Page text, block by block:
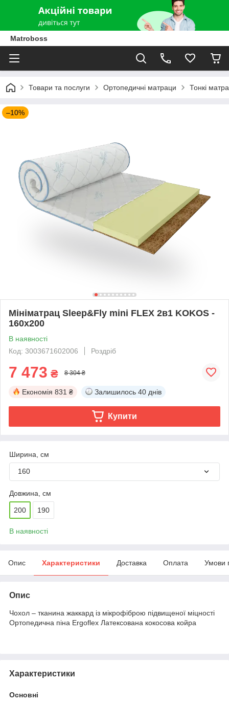
Matroboss
Товари та послуги Ортопедичні матраци Тонкі
–10%
Мініматрац Sleep&Fly mini FLEX 2в1 KOKOS -
160х200
В наявності
Код: 3003671602006
Роздріб
7 473 ₴ 8 304 ₴
Економія 831 ₴ Залишилось 40 днів
Купити
Ширина, см
160
Довжина, см
200 190
В наявності
Опис Характеристики Доставка Оплата Умови
Опис
Чохол – тканина жаккард із мікрофіброю підвищеної міцності
Ортопедична піна Ergoflex Латексована кокосова койра
Характеристики
Основні